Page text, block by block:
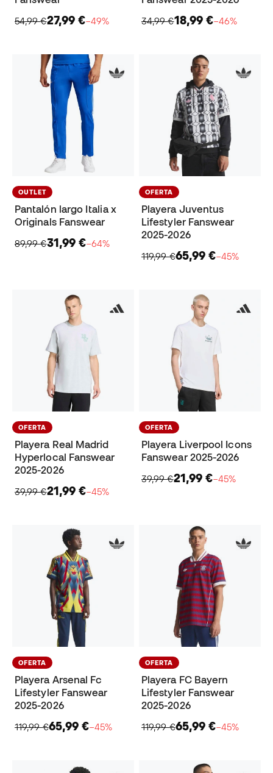
54,99 €27,99 €−49%
34,99 €18,99 €−46%
OUTLET
Pantalón largo Italia x
Originals Fanswear
89,99 €31,99 €−64%
OFERTA
Playera Juventus
Lifestyler Fanswear
2025-2026
119,99 €65,99 €−45%
OFERTA
Playera Real Madrid
Hyperlocal Fanswear
2025-2026
39,99 €21,99 €−45%
OFERTA
Playera Liverpool Icons
Fanswear 2025-2026
39,99 €21,99 €−45%
OFERTA
Playera Arsenal Fc
Lifestyler Fanswear
2025-2026
119,99 €65,99 €−45%
OFERTA
Playera FC Bayern
Lifestyler Fanswear
2025-2026
119,99 €65,99 €−45%